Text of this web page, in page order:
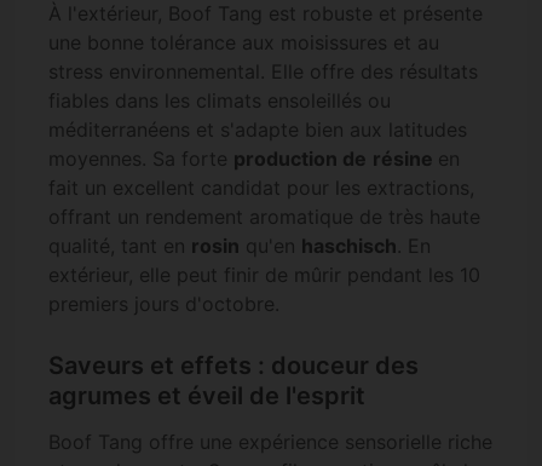
À l'extérieur, Boof Tang est robuste et présente
une bonne tolérance aux moisissures et au
stress environnemental. Elle offre des résultats
fiables dans les climats ensoleillés ou
méditerranéens et s'adapte bien aux latitudes
moyennes. Sa forte production de résine en
fait un excellent candidat pour les extractions,
offrant un rendement aromatique de très haute
qualité, tant en rosin qu'en haschisch. En
extérieur, elle peut finir de mûrir pendant les 10
premiers jours d'octobre.
Saveurs et effets : douceur des
agrumes et éveil de l'esprit
Boof Tang offre une expérience sensorielle riche